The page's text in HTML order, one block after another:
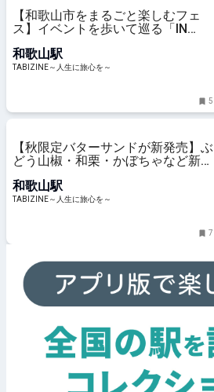
【和歌山市をまるごと楽しむフェ
ス】イベントを歩いて巡る「IN
～人生に旅心を～
和歌山駅
TABIZINE～人生に旅心を～
5
【秋限定バターサンドが新発売】ぶ
どう山椒・和栗・かぼちゃなど新フ
専門店101 | TABIZINE～人生に旅心
を～
和歌山駅
TABIZINE～人生に旅心を～
7